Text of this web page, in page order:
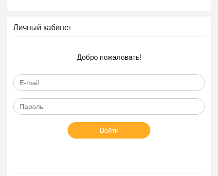
Личный кабинет
Добро пожаловать!
Войти